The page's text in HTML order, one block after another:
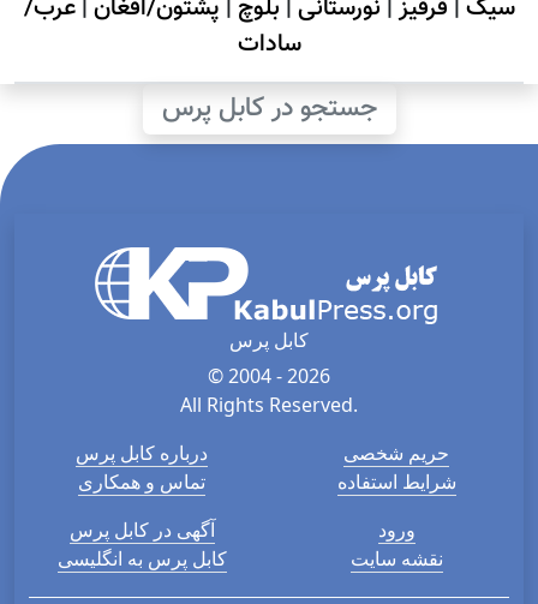
سیک| قرقیز| نورستانی| بلوچ | پشتون/افغان|عرب/
سادات
جستجو در کابل پرس
کابل پرس
© 2004 - 2026
All Rights Reserved.
درباره کابل پرس
تماس و همکاری
حریم شخصی
شرایط استفاده
آگهی در کابل پرس
کابل پرس به انگلیسی
ورود
نقشه سایت